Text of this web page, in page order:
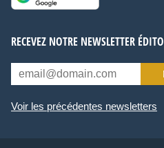
RECEVEZ NOTRE NEWSLETTER
Voir les précédentes newsletters